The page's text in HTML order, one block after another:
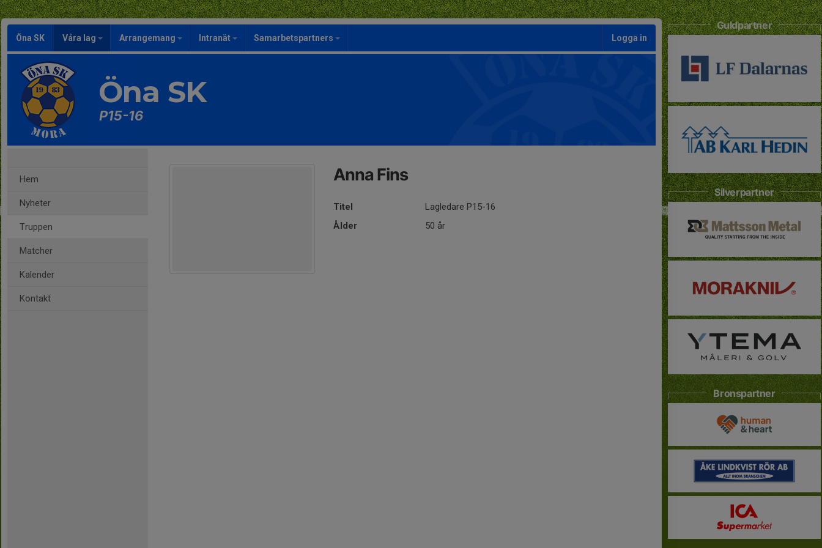
Öna SK Våra lag Arrangemang Intranät Samarbetspartners Logga in
Öna SK
P15-16
Hem
Nyheter
Truppen
Matcher
Kalender
Kontakt
Anna Fins
Titel
Lagledare P15-16
Ålder
50 år
Guldpartner
Silverpartner
Bronspartner